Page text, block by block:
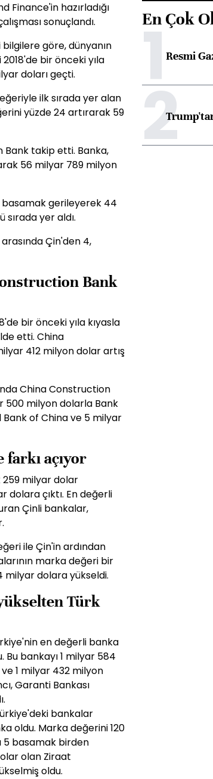
Finance'in hazırladığı
sonuçlandı.
göre, dünyanın
bir önceki yıla
doları geçti.
ilk sırada yer alan
yüzde 24 artırarak 59
Bank takip etti. Banka,
56 milyar 789 milyon
basamak gerileyerek 44
yer aldı.
Çin'den 4,
Bank
bir önceki yıla kıyasla
etti. China
412 milyon dolar artış
China Construction
500 milyon dolarla Bank
of China ve 5 milyar
açıyor
259 milyar dolar
dolara çıktı. En değerli
Çinli bankalar,
ile Çin'in ardından
marka değeri bir
milyar dolara yükseldi.
Türk
en değerli banka
bankayı 1 milyar 584
1 milyar 432 milyon
Garanti Bankası
bankalar
oldu. Marka değerini 120
5 basamak birden
olan Ziraat
oldu.
En Çok
1Resmi
2